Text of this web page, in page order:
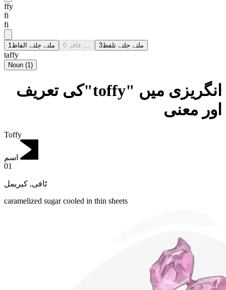
ffy
fi
fi
ملتے جلتے الفاظ 1 ہم قافیہ 0 ملتے جلتے تلفظ3
taffy
Noun (1)
انگریزی میں "toffy"کی تعریف
اور معنی
Toffy
اسم
01
ٹافی, کیریمل
caramelized sugar cooled in thin sheets